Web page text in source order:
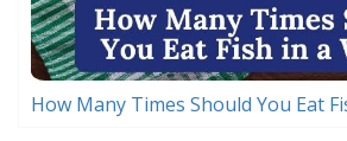
How Many Times Should You Eat